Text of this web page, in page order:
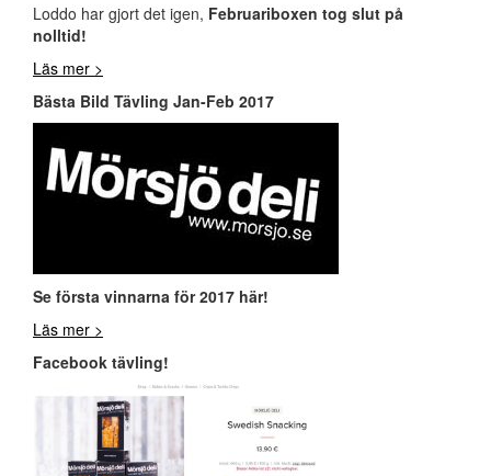
Loddo har gjort det igen, Februariboxen tog slut på
nolltid!
Läs mer >
Bästa Bild Tävling Jan-Feb 2017
Se första vinnarna för 2017 här!
Läs mer >
Facebook tävling!